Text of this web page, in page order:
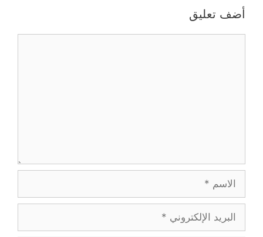
أضف تعليق
الاسم
البريد
الإلكتروني